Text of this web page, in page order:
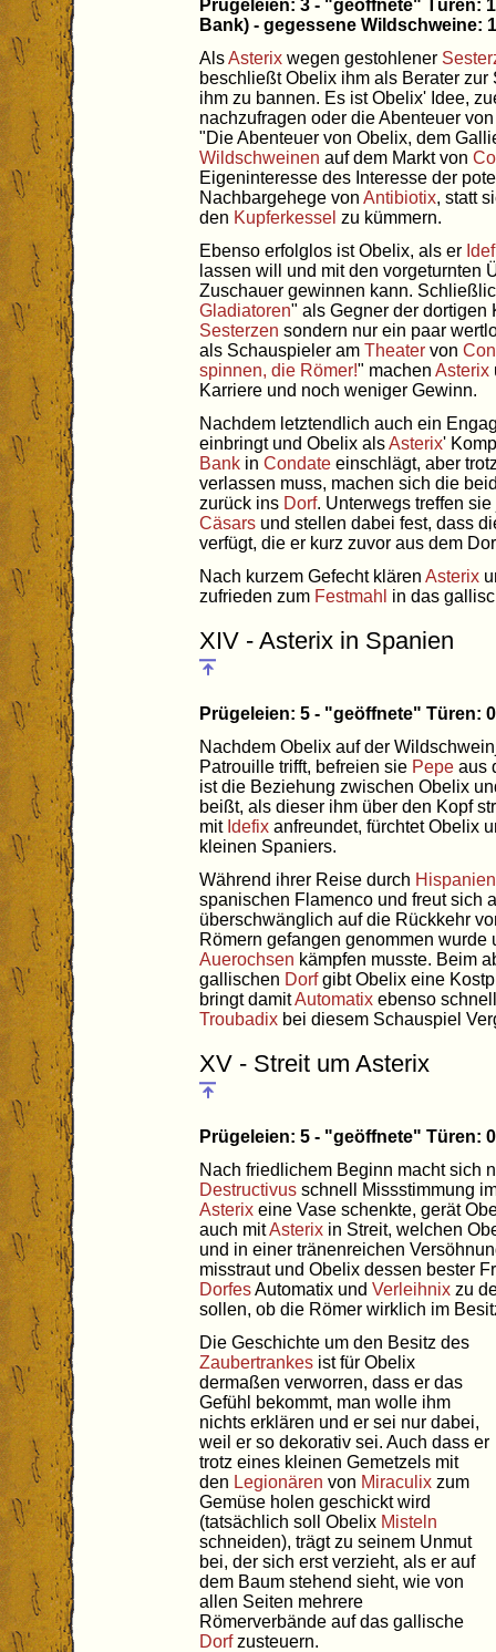
Prügeleien: 3 - "geöffnete" Türen:
Bank) - gegessene Wildschweine:
AlsAsterix wegen gestohlener
beschließt Obelix ihm als Berater
ihm zu bannen. Es ist Obelix' Idee,
nachzufragen oder die Abenteuer
"Die Abenteuer von Obelix, dem
Wildschweinen auf dem Markt von
Eigeninteresse des Interesse der
Nachbargehege von Antibiotix, statt
den Kupferkessel zu kümmern.
Ebenso erfolglos ist Obelix, als er
lassen will und mit den vorgeturnten
Zuschauer gewinnen kann.
Gladiatoren" als Gegner der dortigen
Sesterzen sondern nur ein paar
als Schauspieler am Theater von
spinnen, die Römer!" machen Asterix
Karriere und noch weniger Gewinn.
Nachdem letztendlich auch ein
einbringt und Obelix alsAsterix'
Bank in Condate einschlägt, aber
verlassen muss, machen sich die
zurück ins Dorf. Unterwegs treffen
Cäsars und stellen dabei fest, dass
verfügt, die er kurz zuvor aus dem
Nach kurzem Gefecht klären Asterix
zufrieden zum Festmahl in das
XIV - Asterix in Spanien
Prügeleien: 5 - "geöffnete" Türen:
Nachdem Obelix auf der
Patrouille trifft, befreien sie Pepe aus
ist die Beziehung zwischen Obelix
beißt, als dieser ihm über den Kopf
mit Idefix anfreundet, fürchtet Obelix
kleinen Spaniers.
Während ihrer Reise durch Hispanien
spanischen Flamenco und freut sich
überschwänglich auf die Rückkehr
Römern gefangen genommen
Auerochsen kämpfen musste. Beim
gallischen Dorfgibt Obelix eine
bringt damitAutomatix ebenso
Troubadix bei diesem Schauspiel
XV - Streit um Asterix
Prügeleien: 5 - "geöffnete" Türen:
Nach friedlichem Beginn macht sich
Destructivus schnell Missstimmung
Asterix eine Vase schenkte, gerät
auch mitAsterix in Streit, welchen
und in einer tränenreichen
misstraut und Obelix dessen bester
DorfesAutomatix und Verleihnix zu
sollen, ob die Römer wirklich im
Die Geschichte um den Besitz des
Zaubertrankes ist für Obelix
dermaßen verworren, dass er das
Gefühl bekommt, man wolle ihm
nichts erklären und er sei nur dabei,
weil er so dekorativ sei. Auch dass er
trotz eines kleinen Gemetzels mit
den Legionären von Miraculix zum
Gemüse holen geschickt wird
(tatsächlich soll Obelix Misteln
schneiden), trägt zu seinem Unmut
bei, der sich erst verzieht, als er auf
dem Baum stehend sieht, wie von
allen Seiten mehrere
Römerverbände auf das gallische
Dorfzusteuern.